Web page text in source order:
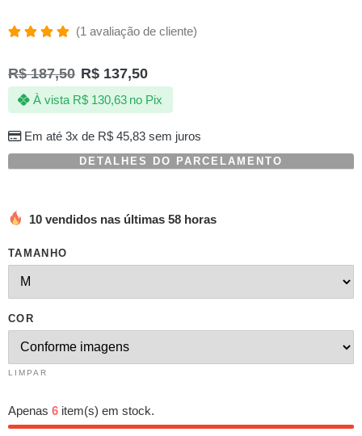
5.00de 5,
com
baseado
em
de
cliente
(1 avaliação de cliente)
R$187,50 R$ 137,50
Em até 3x de R$45,83sem juros
À vista R$130,63 no Pix
DETALHES DO PARCELAMENTO
10 vendidos nas últimas 58 horas
TAMANHO
COR
LIMPAR
Apenas 6 item(s) em stock.